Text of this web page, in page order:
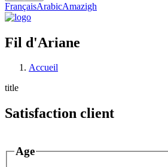
FrançaisArabicAmazigh
Fil d'Ariane
Accueil
title
Satisfaction client
Age